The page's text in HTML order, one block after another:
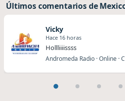
Últimos comentarios de
Vicky
Hace 16 horas
Hollliiiissss
Andromeda Radio · Online ·